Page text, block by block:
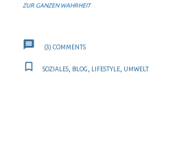
ZUR GANZEN WAHRHEIT
(3) COMMENTS
SOZIALES, BLOG , LIFESTYLE, UMWELT